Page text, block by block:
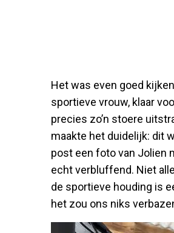
Het was even goed
sportieve vrouw, klaar
precies zo’n stoere
maakte het duidelijk: dit
post een foto van Jolien
echt verbluffend. Niet
de sportieve houding is
het zou ons niks